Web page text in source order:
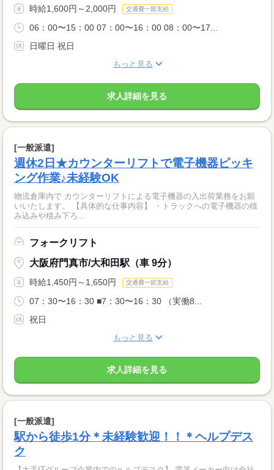
時給1,600円～2,000円 交通費一部支給
06：00〜15：00 07：00〜16：00 08：00〜17...
日曜日 祝日
もっと見る
求人詳細を見る
[一般派遣]
週休2日★カウンターリフトで電子機器ピッキ
ング作業♪未経験OK
物流倉庫内で カウンターリフトによる電子機器の入出荷業務をお願
いいたします。 【具体的な仕事内容】 ・トラックへの電子機器の積
み込みや積み下ろ...
フォークリフト
大阪府門真市/大和田駅（車 9分）
時給1,450円～1,650円 交通費一部支給
07：30〜16：30 ■7：30〜16：30 （実働8...
祝日
もっと見る
求人詳細を見る
[一般派遣]
駅から徒歩1分＊未経験歓迎！！＊ヘルプデス
ク